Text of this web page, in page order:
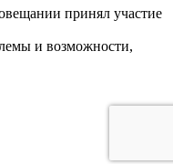
принял участие
и возможности,